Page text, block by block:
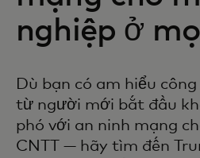
nghiệp ở
Dù bạn có am hiểu
từ người mới bắt đầu
phó với an ninh mạng
CNTT — hãy tìm đến